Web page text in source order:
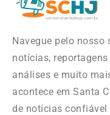
Navegue pelo
notícias,
análises e muito
acontece em Santa
de notícias confiável